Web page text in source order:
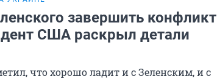
завершить конфликт
США раскрыл детали
что хорошо ладит и с Зеленским, и с